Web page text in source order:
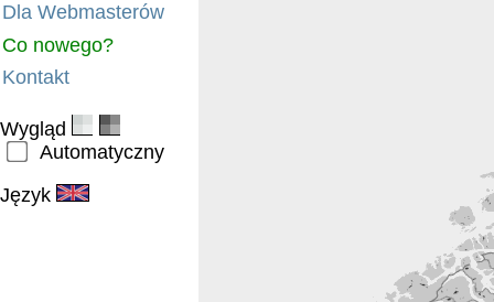
Dla Webmasterów
Co nowego?
Kontakt
Wygląd
Automatyczny
Język